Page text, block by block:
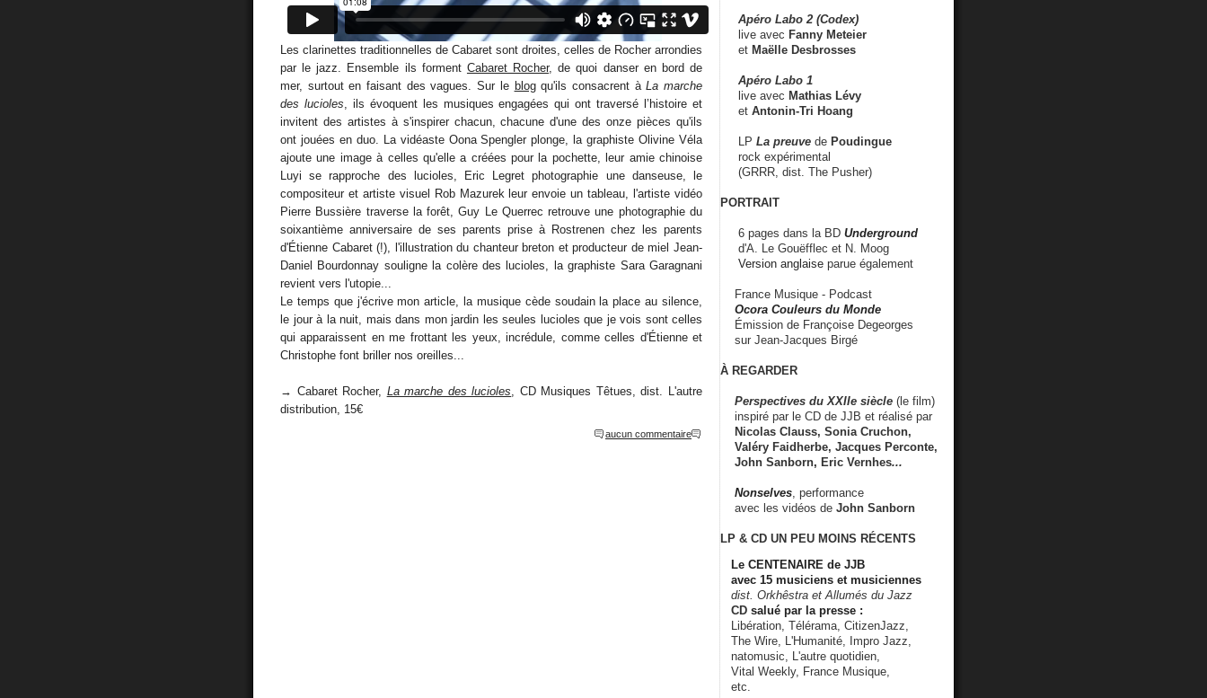
Les clarinettes traditionnelles de Cabaret sont droites, celles de Rocher arrondies
par le jazz. Ensemble ils forment Cabaret Rocher, de quoi danser en bord de
mer, surtout en faisant des vagues. Sur le blogqu'ils consacrent àLa marche
des lucioles , ils évoquent les musiques engagées qui ont traversé l’histoire et
invitent des artistes à s'inspirer chacun, chacune d'une des onze pièces qu'ils
ont jouées en duo. La vidéaste Oona Spengler plonge, la graphiste Olivine Véla
ajoute une image à celles qu'elle a créées pour la pochette, leur amie chinoise
Luyi se rapproche des lucioles, Eric Legret photographie une danseuse, le
compositeur et artiste visuel Rob Mazurek leur envoie un tableau, l'artiste vidéo
Pierre Bussière traverse la forêt, Guy Le Querrec retrouve une photographie du
soixantième anniversaire de ses parents prise à Rostrenen chez les parents
d'Étienne Cabaret (!), l'illustration du chanteur breton et producteur de miel Jean-
Daniel Bourdonnay souligne la colère des lucioles, la graphiste Sara Garagnani
revient vers l'utopie...
Le temps que j'écrive mon article, la musique cède soudain la place au silence,
le jour à la nuit, mais dans mon jardin les seules lucioles que je vois sont celles
qui apparaissent en me frottant les yeux, incrédule, comme celles d'Étienne et
Christophe font briller nos oreilles...
→ Cabaret Rocher, La marche des lucioles , CD Musiques Têtues, dist. L'autre
distribution, 15€
aucun commentaire
Apéro Labo 2 (Codex)
live avec Fanny Meteier
et Maëlle Desbrosses
Apéro Labo 1
live avec Mathias Lévy
et Antonin-Tri Hoang
LP La preuve de Poudingue
rock expérimental
(GRRR, dist. The Pusher)
PORTRAIT
6 pages dans la BD Underground
d'A. Le Gouëfflec et N. Moog
Version anglaise parue également
France Musique - Podcast
Ocora Couleurs du Monde
Émission de Françoise Degeorges
sur Jean-Jacques Birgé
À REGARDER
Perspectives du XXIIe siècle (le film)
inspiré par le CD de JJB et réalisé par
Nicolas Clauss, Sonia Cruchon,
Valéry Faidherbe, Jacques Perconte,
John Sanborn, Eric Vernhes...
Nonselves , performance
avec les vidéos de John Sanborn
LP & CD UN PEU MOINS RÉCENTS
Le CENTENAIRE de JJB
avec 15 musiciens et musiciennes
dist. Orkhêstra et Allumés du Jazz
CD salué par la presse :
Libération, Télérama, CitizenJazz,
The Wire, L'Humanité, Impro Jazz,
natomusic, L'autre quotidien,
Vital Weekly, France Musique,
etc.